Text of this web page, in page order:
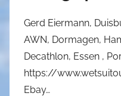
Gerd Eiermann,
AWN, Dormagen,
Decathlon, Essen ,
https://
Ebay…